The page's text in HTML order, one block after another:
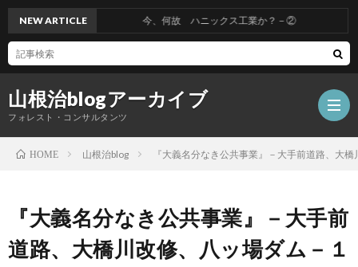
山根治blogアーカイブ
フォレスト・コンサルタンツ
NEW ARTICLE 今、何故 ハニックス工業か？－②
HOME 山根治blog 『大義名分なき公共事業』－大手前道路、大
『大義名分なき公共事業』－大手前
道路、大橋川改修、八ッ場ダム－１